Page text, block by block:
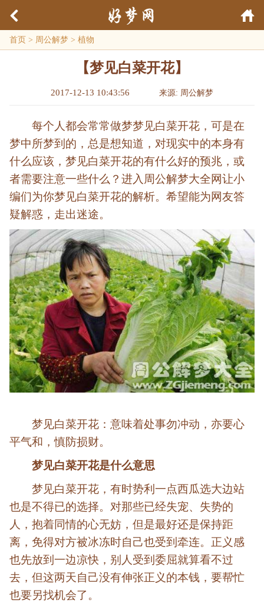
首页 > 周公解梦 > 植物
【梦见白菜开花】
2017-12-13 10:43:56 来源: 周公解梦
每个人都会常常做梦梦见白菜开花，可是在
梦中所梦到的，总是想知道，对现实中的本身有
什么应该，梦见白菜开花的有什么好的预兆，或
者需要注意一些什么？进入周公解梦大全网让小
编们为你梦见白菜开花的解析。希望能为网友答
疑解惑，走出迷途。
梦见白菜开花：意味着处事勿冲动，亦要心
平气和，慎防损财。
梦见白菜开花是什么意思
梦见白菜开花，有时势利一点西瓜选大边站
也是不得已的选择。对那些已经失宠、失势的
人，抱着同情的心无妨，但是最好还是保持距
离，免得对方被冰冻时自己也受到牵连。正义感
也先放到一边凉快，别人受到委屈就算看不过
去，但这两天自己没有伸张正义的本钱，要帮忙
也要另找机会了。